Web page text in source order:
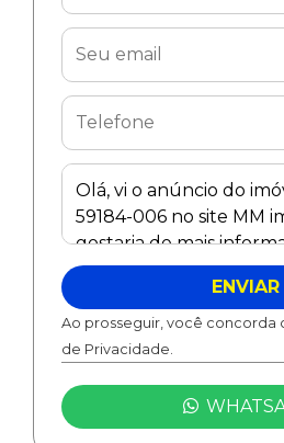
ENVIAR
Ao prosseguir, você concorda
de Privacidade.